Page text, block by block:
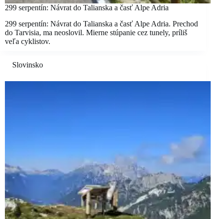
299 serpentín: Návrat do Talianska a časť Alpe Adria
299 serpentín: Návrat do Talianska a časť Alpe Adria. Prechod
do Tarvisia, ma neoslovil. Mierne stúpanie cez tunely, príliš
veľa cyklistov.
Slovinsko